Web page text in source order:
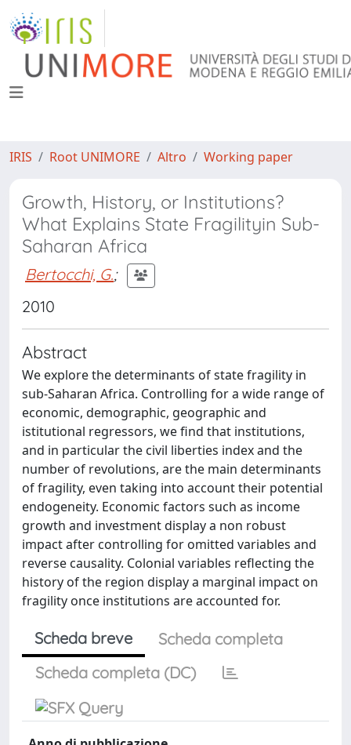
IRIS Root UNIMORE Altro Working paper
Growth, History, or Institutions?
What Explains State Fragilityin Sub-
Saharan Africa
Bertocchi, G.;
2010
Abstract
We explore the determinants of state fragility in
sub-Saharan Africa. Controlling for a wide range of
economic, demographic, geographic and
istitutional regressors, we find that institutions,
and in particular the civil liberties index and the
number of revolutions, are the main determinants
of fragility, even taking into account their potential
endogeneity. Economic factors such as income
growth and investment display a non robust
impact after controlling for omitted variables and
reverse causality. Colonial variables reflecting the
history of the region display a marginal impact on
fragility once institutions are accounted for.
Scheda breve
Scheda completa
Scheda completa (DC)